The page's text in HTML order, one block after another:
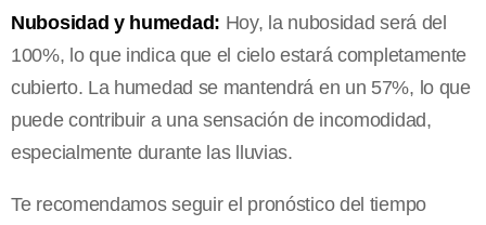
Nubosidad y humedad: Hoy, la nubosidad será del
100%, lo que indica que el cielo estará completamente
cubierto. La humedad se mantendrá en un 57%, lo que
puede contribuir a una sensación de incomodidad,
especialmente durante las lluvias.
Te recomendamos seguir el pronóstico del tiempo